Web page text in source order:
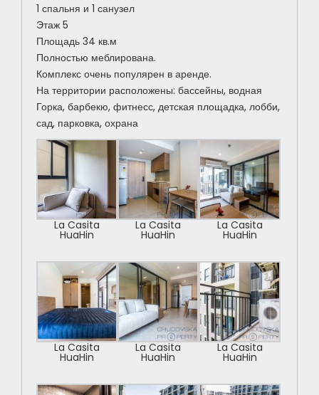
1 спальня и 1 санузел
Этаж 5
Площадь 34 кв.м
Полностью меблирована.
Комплекс очень популярен в аренде.
На территории расположены: бассейны, водная
Горка, барбекю, фитнесс, детская площадка, лобби,
сад, парковка, охрана
La Casita
HuaHin
La Casita
HuaHin
La Casita
HuaHin
La Casita
HuaHin
La Casita
HuaHin
La Casita
HuaHin